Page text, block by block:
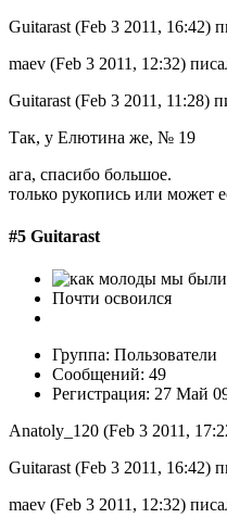
Guitarast (Feb 3 2011, 16:42)
maev (Feb 3 2011, 12:32)
Guitarast (Feb 3 2011, 11:28)
Так, у Елютина же, № 19
ага, спасибо большое.
только рукопись или может
#5 Guitarast
Почти освоился
Группа: Пользователи
Сообщений: 49
Регистрация: 27 Май
Anatoly_120 (Feb 3 2011,
Guitarast (Feb 3 2011, 16:42)
maev (Feb 3 2011, 12:32)